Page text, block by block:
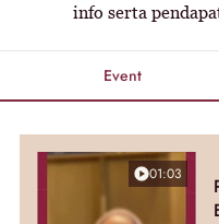
info serta
Event
01:03